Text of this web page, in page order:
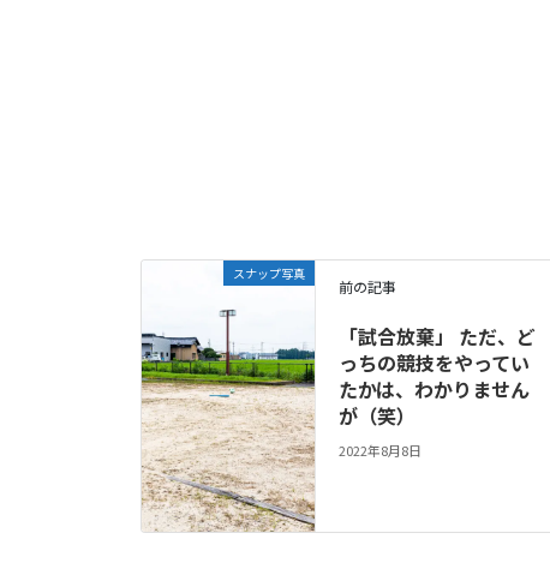
スナップ写真
前の記事
「試合放棄」 ただ、ど
っちの競技をやってい
たかは、わかりません
が（笑）
2022年8月8日